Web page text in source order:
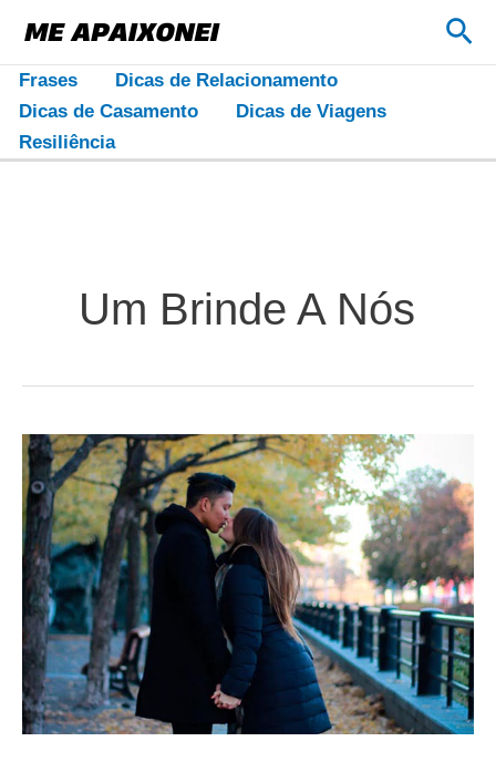
para
conteúdo
Frases
Dicas de Relacionamento
Dicas de Casamento
Dicas de Viagens
Resiliência
Um Brinde A Nós